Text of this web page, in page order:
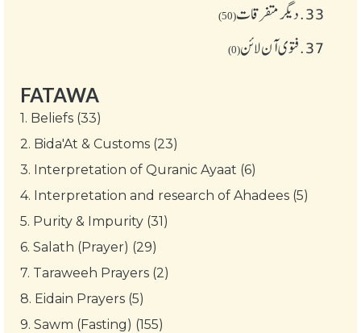
33. دیگر متفرقات(50)
37. فتوی آن لائن(0)
FATAWA
1. Beliefs (33)
2. Bida'At & Customs (23)
3. Interpretation of Quranic Ayaat (6)
4. Interpretation and research of Ahadees (5)
5. Purity & Impurity (31)
6. Salath (Prayer) (29)
7. Taraweeh Prayers (2)
8. Eidain Prayers (5)
9. Sawm (Fasting) (155)